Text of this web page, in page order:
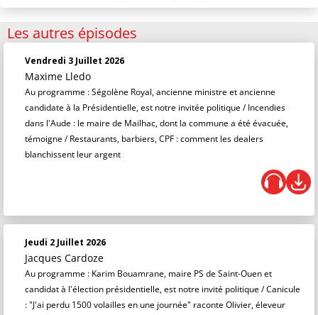
Les autres épisodes
Vendredi 3 Juillet 2026
Maxime Lledo
Au programme : Ségolène Royal, ancienne ministre et ancienne
candidate à la Présidentielle, est notre invitée politique / Incendies
dans l'Aude : le maire de Mailhac, dont la commune a été évacuée,
témoigne / Restaurants, barbiers, CPF : comment les dealers
blanchissent leur argent
Jeudi 2 Juillet 2026
Jacques Cardoze
Au programme : Karim Bouamrane, maire PS de Saint-Ouen et
candidat à l'élection présidentielle, est notre invité politique / Canicule
: "J'ai perdu 1500 volailles en une journée" raconte Olivier, éleveur